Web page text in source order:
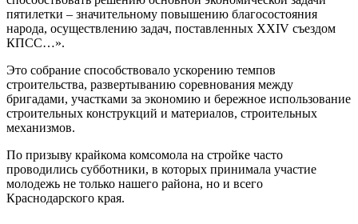
пятилетки – значительному повышению благосостояния
народа, осуществлению задач, поставленных XXIV съездом
КПСС…».
Это собрание способствовало ускорению темпов
строительства, развертыванию соревнования между
бригадами, участками за экономию и бережное использование
строительных конструкций и материалов, строительных
механизмов.
По призыву крайкома комсомола на стройке часто
проводились субботники, в которых принимала участие
молодежь не только нашего района, но и всего
Краснодарского края.